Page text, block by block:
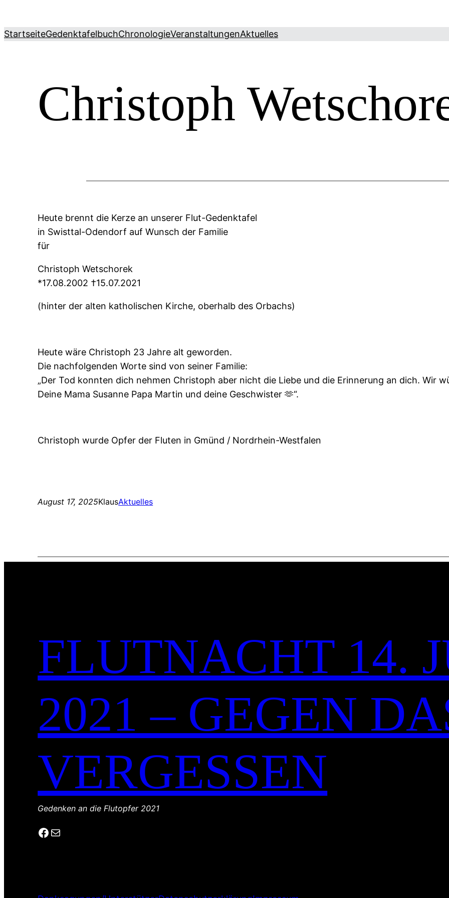
springen
StartseiteGedenktafelbuchChronologieVeranstaltungenAktuelles
Christoph
Heute brennt die Kerze an unserer Flut-Gedenktafel
in Swisttal-Odendorf auf Wunsch der Familie
für
Christoph Wetschorek
*17.08.2002 †15.07.2021
(hinter der alten katholischen Kirche, oberhalb des Orbachs)
Heute wäre Christoph 23 Jahre alt geworden.
Die nachfolgenden Worte sind von seiner Familie:
„Der Tod konnten dich nehmen Christoph aber nicht die Liebe und die Erinnerung an dich. Wir
Deine Mama Susanne Papa Martin und deine Geschwister 🫶“.
Christoph wurde Opfer der Fluten in Gmünd / Nordrhein-Westfalen
August 17, 2025KlausAktuelles
FLUTNACHT 14.
2021 – GEGEN
VERGESSEN
Gedenken an die Flutopfer 2021
Facebook
E-Mail